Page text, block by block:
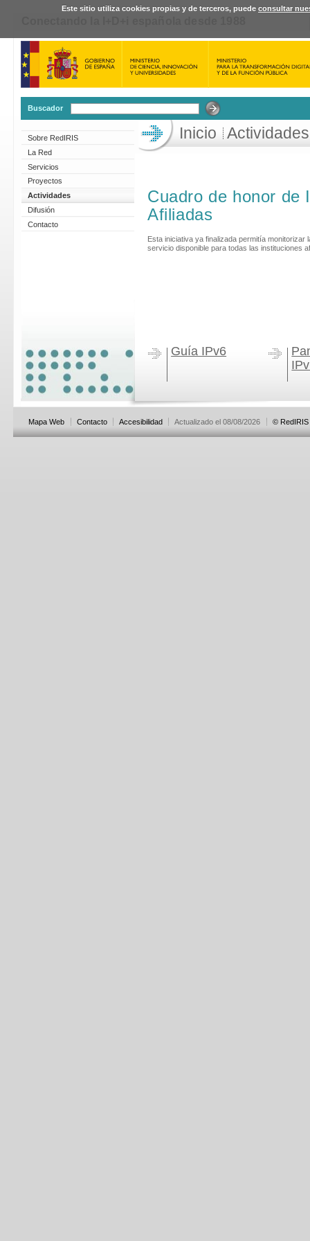
Este sitio utiliza cookies propias y de terceros, puede consultar
Buscador
Sobre RedIRIS
La Red
Servicios
Proyectos
Actividades
Difusión
Contacto
Inicio Actividades
Cuadro de honor de
Afiliadas
Esta iniciativa ya finalizada permitía monitorizar
servicio disponible para todas las instituciones
Guía IPv6
Mapa Web Contacto Accesibilidad Actualizado el 08/08/2026 © RedIRIS